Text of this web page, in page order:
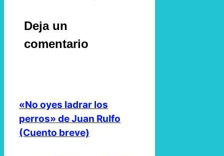
Deja un
comentario
«No oyes ladrar los
perros» de Juan Rulfo
(Cuento breve)